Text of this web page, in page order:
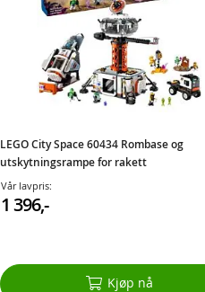
LEGO City Space 60434 Rombase og
utskytningsrampe for rakett
Vår lavpris:
1 396,-
Kjøp nå